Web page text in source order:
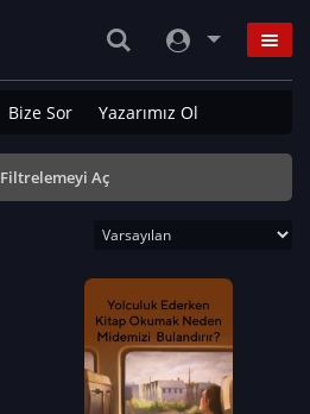
Bize Sor Yazarımız Ol
Filtrelemeyi Aç